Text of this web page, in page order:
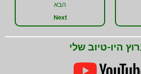
הבא
Next
היו-טיוב שלי